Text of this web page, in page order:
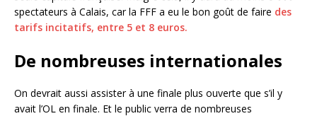
spectateurs à Calais, car la FFF a eu le bon goût de faire des
tarifs incitatifs, entre 5 et 8 euros.
De nombreuses internationales
On devrait aussi assister à une finale plus ouverte que s’il y
avait l’OL en finale. Et le public verra de nombreuses